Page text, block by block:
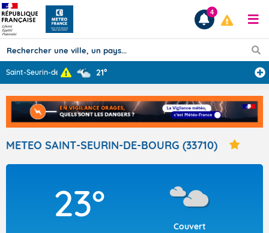
Prévisions
TOUS LES RÉSULTATS
Articles
4
Saint-Seurin-de ... 21°
METEO SAINT-SEURIN-DE-BOURG (33710)
23°
Couvert